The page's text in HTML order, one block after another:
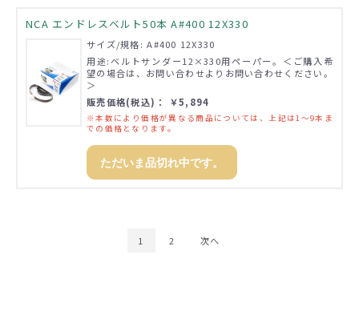
NCA エンドレスベルト50本 A#400 12X330
サイズ/規格: A#400 12X330
用途:ベルトサンダー12×330用ペーパー。＜ご購入希
望の場合は、お問い合わせよりお問い合わせください。
＞
販売価格(税込)： ￥5,894
※本数により価格が異なる商品については、上記は1～9本ま
での価格となります。
ただいま品切れ中です。
1 2 次へ